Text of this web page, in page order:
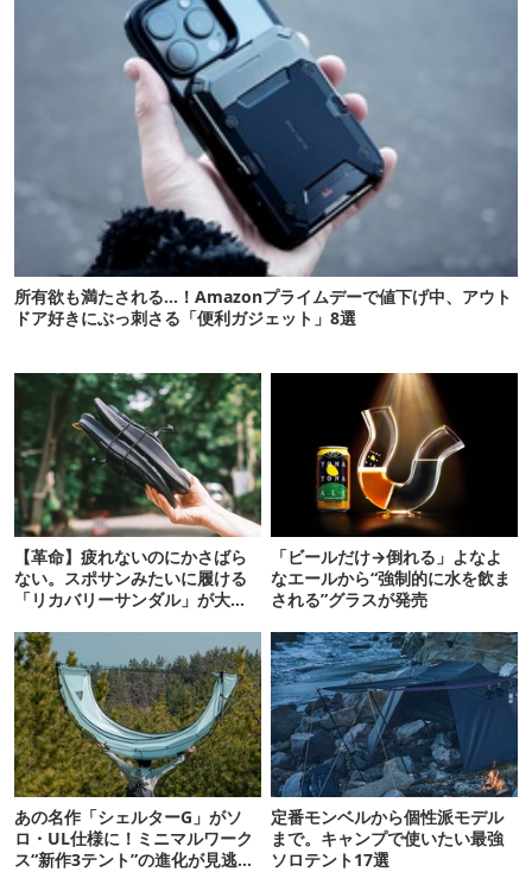
所有欲も満たされる…！Amazonプライムデーで値下げ中、アウト
ドア好きにぶっ刺さる「便利ガジェット」8選
【革命】疲れないのにかさばら
ない。スポサンみたいに履ける
「リカバリーサンダル」が大本
「ビールだけ→倒れる」よなよ
なエールから“強制的に水を飲ま
される”グラスが発売
あの名作「シェルターG」がソ
ロ・UL仕様に！ミニマルワーク
ス“新作3テント”の進化が見逃せ
定番モンベルから個性派モデル
まで。キャンプで使いたい最強
ソロテント17選